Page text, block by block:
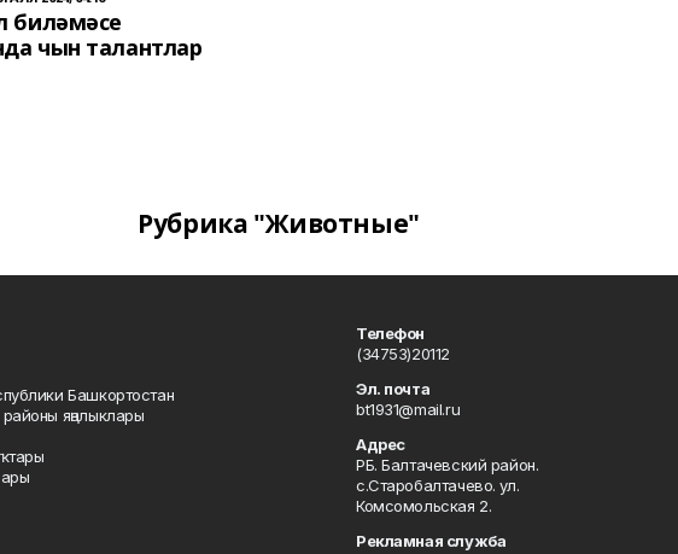
биләмәсе
чын талантлар
Рубрика "Животные"
Башкортостан
яңалыклары
Телефон
(34753)20112
Эл. почта
bt1931@mail.ru
Адрес
РБ. Балтачевский район.
с.Старобалтачево. ул.
Комсомольская 2.
Рекламная служба